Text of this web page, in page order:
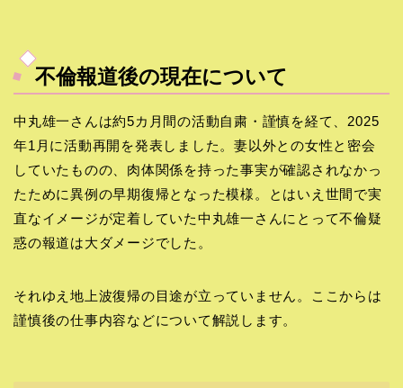
不倫報道後の現在について
中丸雄一さんは約5カ月間の活動自粛・謹慎を経て、2025
年1月に活動再開を発表しました。妻以外との女性と密会
していたものの、肉体関係を持った事実が確認されなかっ
たために異例の早期復帰となった模様。とはいえ世間で実
直なイメージが定着していた中丸雄一さんにとって不倫疑
惑の報道は大ダメージでした。
それゆえ地上波復帰の目途が立っていません。ここからは
謹慎後の仕事内容などについて解説します。